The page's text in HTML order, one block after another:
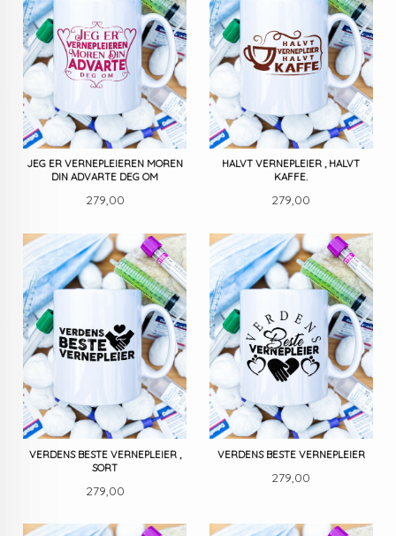
JEG ER VERNEPLEIEREN MOREN
DIN ADVARTE DEG OM
Pris
279,00
HALVT VERNEPLEIER , HALVT
KAFFE.
Pris
279,00
VERDENS BESTE VERNEPLEIER ,
SORT
Pris
279,00
VERDENS BESTE VERNEPLEIER
Pris
279,00